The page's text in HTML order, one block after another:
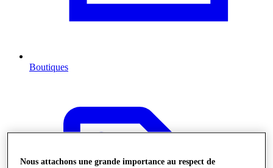
Boutiques
Nous attachons une grande importance au respect de